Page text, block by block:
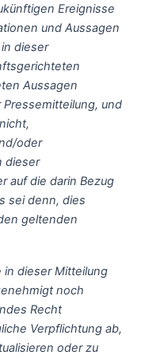
Ereignisse
und Aussagen
dieser
Aussagen
und
oder
dieser
auf die darin Bezug
sei denn, dies
geltenden
in dieser Mitteilung
noch
Recht
Verpflichtung ab,
oder zu